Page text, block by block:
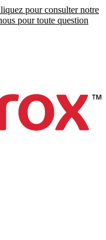
pour consulter notre
pour toute question